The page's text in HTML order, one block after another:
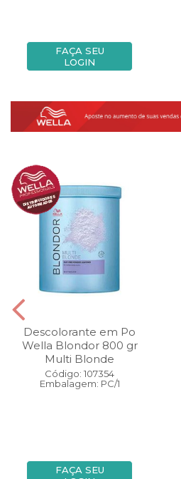
FAÇA SEU
LOGIN
Descolorante em Po
Wella Blondor 800 gr
Multi Blonde
Código: 107354
Embalagem: PC/1
FAÇA SEU